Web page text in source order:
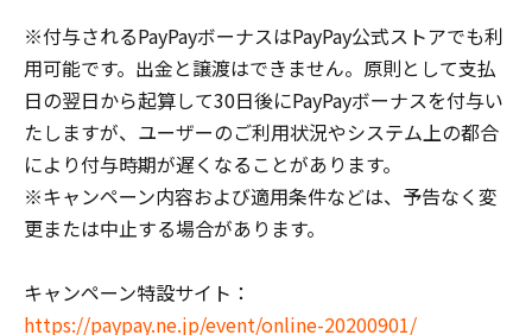
※付与されるPayPayボーナスはPayPay公式ストアでも利
用可能です。出金と譲渡はできません。原則として支払
日の翌日から起算して30日後にPayPayボーナスを付与い
たしますが、ユーザーのご利用状況やシステム上の都合
により付与時期が遅くなることがあります。
※キャンペーン内容および適用条件などは、予告なく変
更または中止する場合があります。
キャンペーン特設サイト：
https://paypay.ne.jp/event/online-20200901/